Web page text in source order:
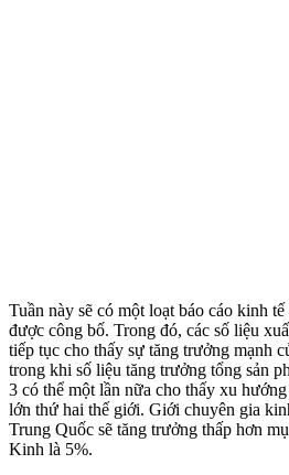
Tuần này sẽ có một loạt báo cáo kinh
được công bố. Trong đó, các số liệu
tiếp tục cho thấy sự tăng trưởng mạnh
trong khi số liệu tăng trưởng tổng sản
3 có thể một lần nữa cho thấy xu
lớn thứ hai thế giới. Giới chuyên gia
Trung Quốc sẽ tăng trưởng thấp hơn
Kinh là 5%.